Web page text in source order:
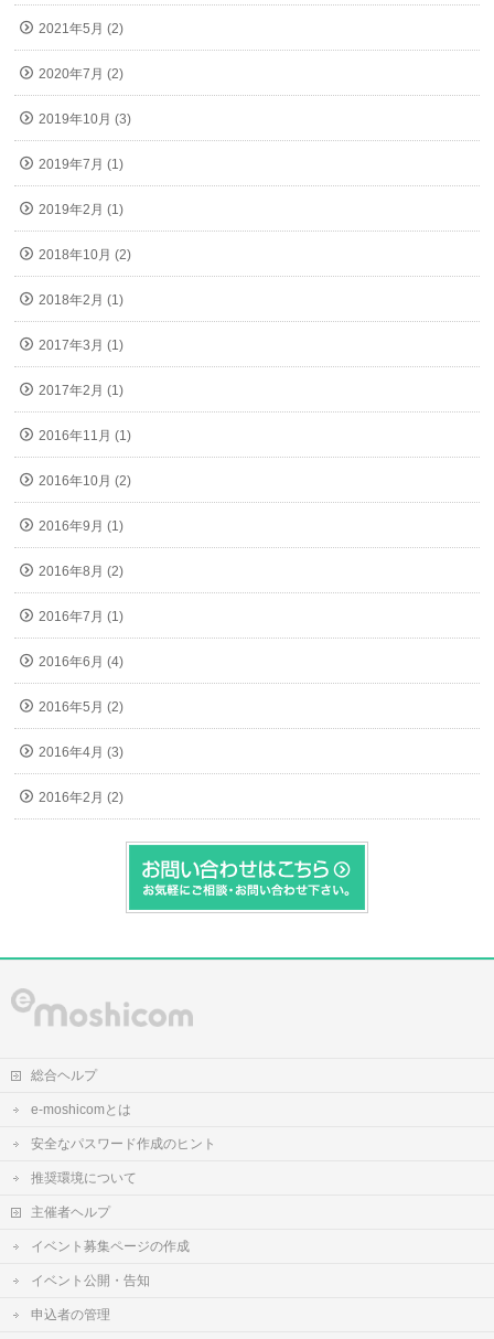
2021年5月 (2)
2020年7月 (2)
2019年10月 (3)
2019年7月 (1)
2019年2月 (1)
2018年10月 (2)
2018年2月 (1)
2017年3月 (1)
2017年2月 (1)
2016年11月 (1)
2016年10月 (2)
2016年9月 (1)
2016年8月 (2)
2016年7月 (1)
2016年6月 (4)
2016年5月 (2)
2016年4月 (3)
2016年2月 (2)
総合ヘルプ
e-moshicomとは
安全なパスワード作成のヒント
推奨環境について
主催者ヘルプ
イベント募集ページの作成
イベント公開・告知
申込者の管理